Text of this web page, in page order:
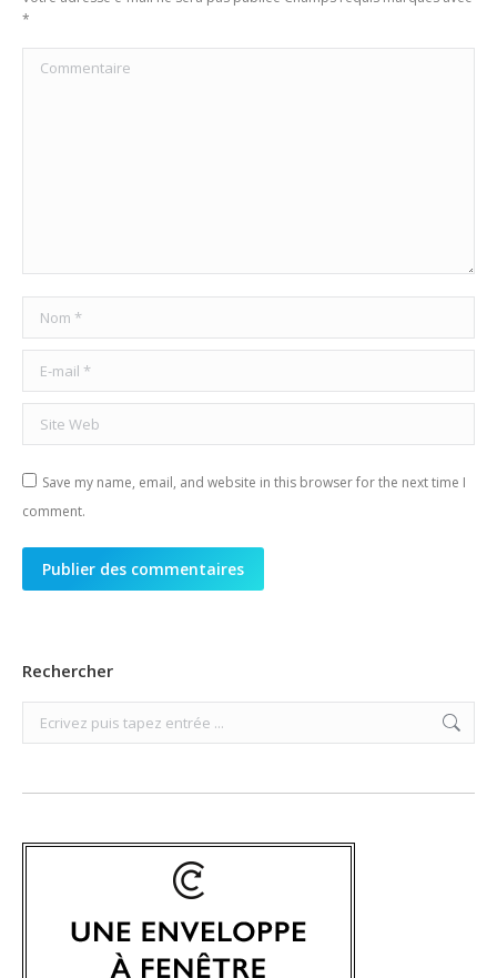
*
Commentaire
Nom *
E-mail *
Site Web
Save my name, email, and website in this browser for the next time I
comment.
Publier des commentaires
Rechercher
Search: